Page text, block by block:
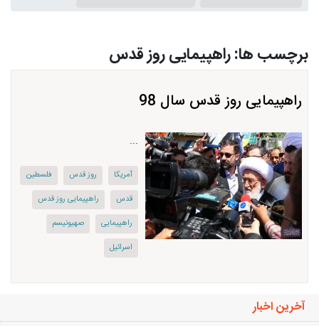
برچسب ها: راهپیمایی روز قدس
راهپیمایی روز قدس سال 98
...
آمریكا روز قدس
فلسطین
قدس
راهپیمایی روز قدس
راهپیمایی
صهیونیسم
اسرائیل
آخرین اخبار